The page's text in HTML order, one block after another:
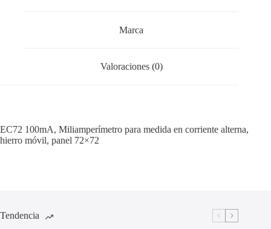
Marca
Valoraciones (0)
EC72 100mA, Miliamperímetro para medida en corriente alterna,
hierro móvil, panel 72×72
Tendencia